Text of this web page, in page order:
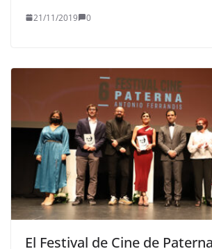
21/11/2019 0
El Festival de Cine de